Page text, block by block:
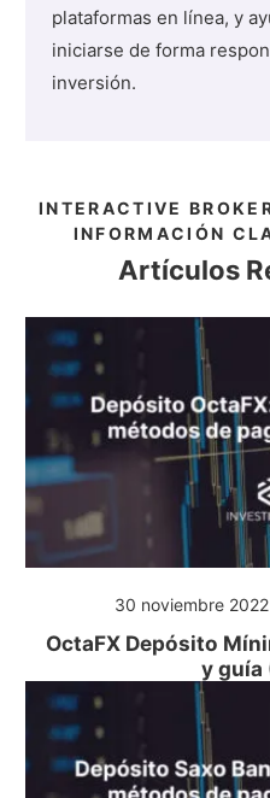
plataformas en línea, y
iniciarse de forma
inversión.
INTERACTIVE
INFORMACIÓN
Artículos
30 noviembre 2022
OctaFX Depósito
y guía